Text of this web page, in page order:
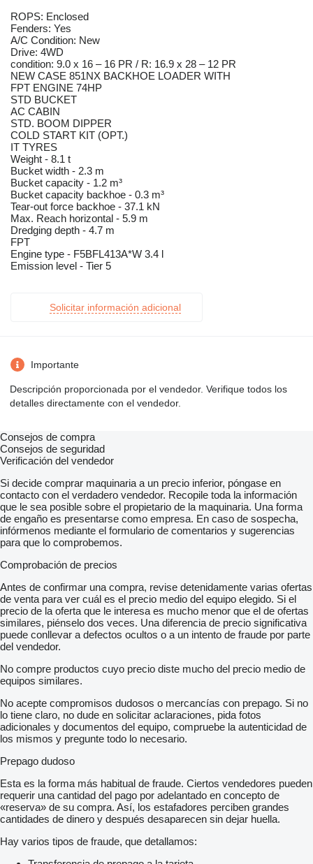
ROPS: Enclosed
Fenders: Yes
A/C Condition: New
Drive: 4WD
condition: 9.0 x 16 – 16 PR / R: 16.9 x 28 – 12 PR
NEW CASE 851NX BACKHOE LOADER WITH
FPT ENGINE 74HP
STD BUCKET
AC CABIN
STD. BOOM DIPPER
COLD START KIT (OPT.)
IT TYRES
Weight - 8.1 t
Bucket width - 2.3 m
Bucket capacity - 1.2 m³
Bucket capacity backhoe - 0.3 m³
Tear-out force backhoe - 37.1 kN
Max. Reach horizontal - 5.9 m
Dredging depth - 4.7 m
FPT
Engine type - F5BFL413A*W 3.4 l
Emission level - Tier 5
Solicitar información adicional
Importante
Descripción proporcionada por el vendedor. Verifique todos los
detalles directamente con el vendedor.
Consejos de compra
Consejos de seguridad
Verificación del vendedor
Si decide comprar maquinaria a un precio inferior, póngase en
contacto con el verdadero vendedor. Recopile toda la información
que le sea posible sobre el propietario de la maquinaria. Una forma
de engaño es presentarse como empresa. En caso de sospecha,
infórmenos mediante el formulario de comentarios y sugerencias
para que lo comprobemos.
Comprobación de precios
Antes de confirmar una compra, revise detenidamente varias ofertas
de venta para ver cuál es el precio medio del equipo elegido. Si el
precio de la oferta que le interesa es mucho menor que el de ofertas
similares, piénselo dos veces. Una diferencia de precio significativa
puede conllevar a defectos ocultos o a un intento de fraude por parte
del vendedor.
No compre productos cuyo precio diste mucho del precio medio de
equipos similares.
No acepte compromisos dudosos o mercancías con prepago. Si no
lo tiene claro, no dude en solicitar aclaraciones, pida fotos
adicionales y documentos del equipo, compruebe la autenticidad de
los mismos y pregunte todo lo necesario.
Prepago dudoso
Esta es la forma más habitual de fraude. Ciertos vendedores pueden
requerir una cantidad del pago por adelantado en concepto de
«reserva» de su compra. Así, los estafadores perciben grandes
cantidades de dinero y después desaparecen sin dejar huella.
Hay varios tipos de fraude, que detallamos: